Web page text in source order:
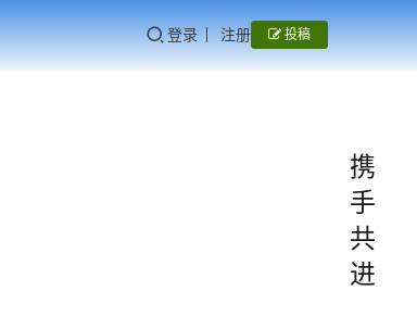
登录 注册 投稿
携
手
共
进